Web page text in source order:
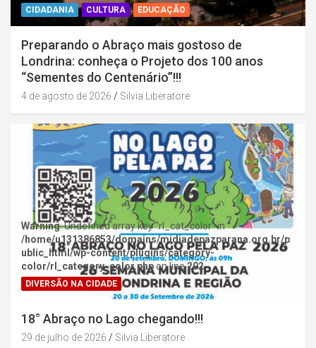
CIDADANIA CULTURA EDUCAÇÃO
Preparando o Abraço mais gostoso de
Londrina: conheça o Projeto dos 100 anos
“Sementes do Centenário”!!!
4 de agosto de 2026 Silvia Liberatore
Warning: Undefined array key "rl_cat_color" in
/home/u131386853/domains/midiadepazparana.org.br/p
ublic_html/wp-content/plugins/category-
color/rl_category_color.phpon line202
DIVERSÃO NA CIDADE
18° Abraço no Lago chegando!!!
29 de julho de 2026 Silvia Liberatore